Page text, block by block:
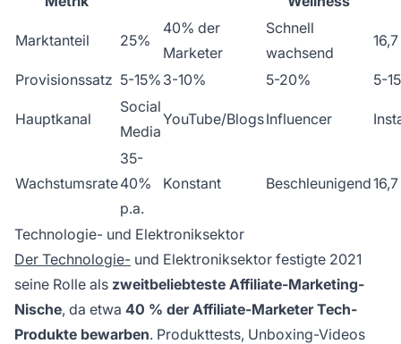
Marktanteil 25%
40% der
Marketer
Schnell
wachsend
Provisionssatz 5-15% 3-10% 5-20% 5-
Hauptkanal
Social
Media
YouTube/BlogsInfluencer
Wachstumsrate
35-
40%
p.a.
Konstant Beschleunigend
Technologie- und Elektroniksektor
Der Technologie- und Elektroniksektor festigte 2021
seine Rolle als zweitbeliebteste Affiliate-Marketing-
Nische, da etwa 40 % der Affiliate-Marketer Tech-
Produkte bewarben. Produkttests, Unboxing-Videos